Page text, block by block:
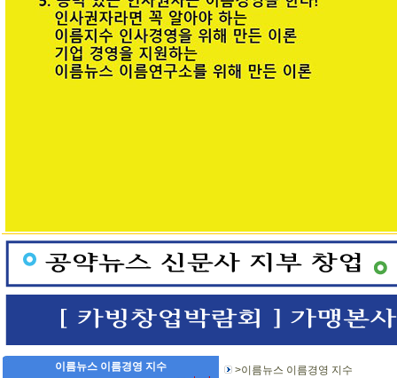
이름뉴스 이름경영 지수
>이름뉴스 이름경영 지수